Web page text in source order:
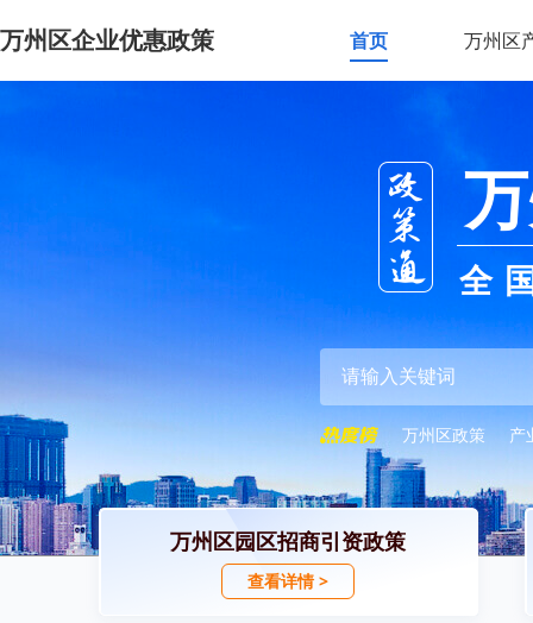
万州区企业优惠政策 首页 万州区
全
万州区政策 产
万州区园区招商引资政策
查看详情 >